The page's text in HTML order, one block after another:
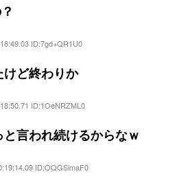
ID:7gd+QR1U0
ど終わりか
ID:1OeNRZML0
言われ続けるからなｗ
ID:OQGSimaF0